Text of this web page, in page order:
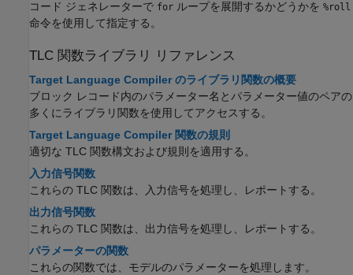
コード ジェネレーターで for ループを展開するかどうかを %roll
命令を使用して指定する。
TLC 関数ライブラリ リファレンス
Target Language Compiler のライブラリ関数の概要
ブロック レコード内のパラメーター名とパラメーター値のペアの
多くにライブラリ関数を使用してアクセスする。
Target Language Compiler 関数の規則
適切な TLC 関数構文および規則を適用する。
入力信号関数
これらの TLC 関数は、入力信号を処理し、レポートする。
出力信号関数
これらの TLC 関数は、出力信号を処理し、レポートする。
パラメーターの関数
これらの関数では、モデルのパラメーターを処理します。